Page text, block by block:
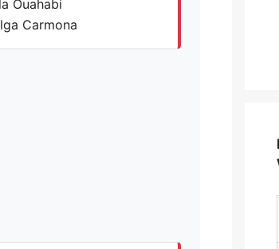
Ouahabi
Carmona